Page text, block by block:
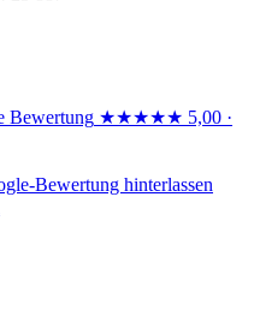
Bewertung ★★★★★ 5,00 ·
Bewertung hinterlassen